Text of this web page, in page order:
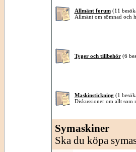
Allmänt forum (11
Allmänt om sömnad och
Tyger och tillbehör (6
Maskinstickning (1
Diskussioner om allt som
Symaskiner
Ska du köpa